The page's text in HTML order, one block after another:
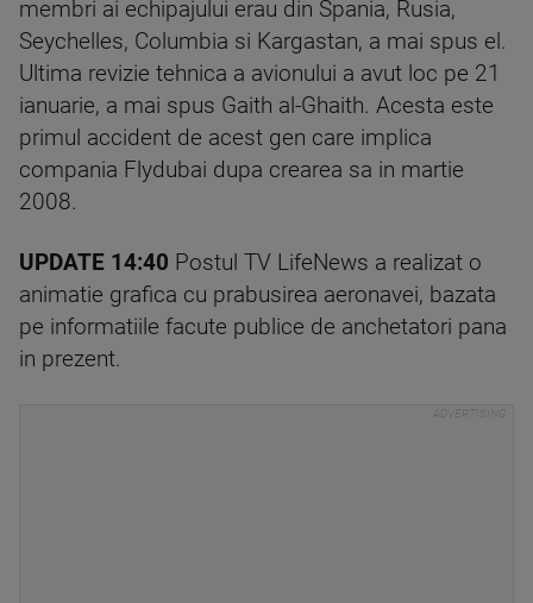
membri ai echipajului erau din Spania, Rusia,
Seychelles, Columbia si Kargastan, a mai spus el.
Ultima revizie tehnica a avionului a avut loc pe 21
ianuarie, a mai spus Gaith al-Ghaith. Acesta este
primul accident de acest gen care implica
compania Flydubai dupa crearea sa in martie
2008.
UPDATE 14:40 Postul TV LifeNews a realizat o
animatie grafica cu prabusirea aeronavei, bazata
pe informatiile facute publice de anchetatori pana
in prezent.